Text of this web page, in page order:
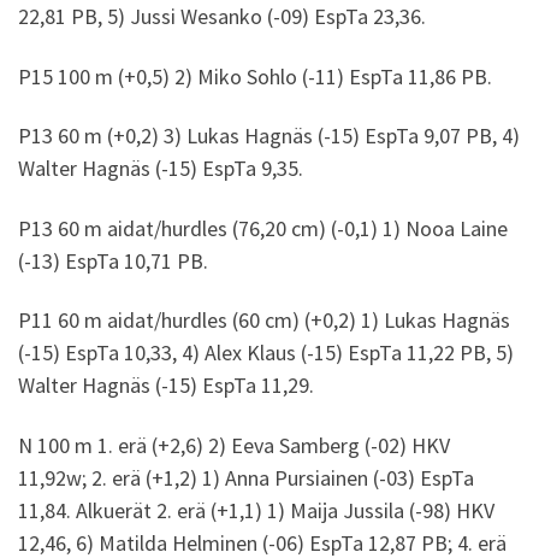
22,81 PB, 5) Jussi Wesanko (-09) EspTa 23,36.
P15 100 m (+0,5) 2) Miko Sohlo (-11) EspTa 11,86 PB.
P13 60 m (+0,2) 3) Lukas Hagnäs (-15) EspTa 9,07 PB, 4)
Walter Hagnäs (-15) EspTa 9,35.
P13 60 m aidat/hurdles (76,20 cm) (-0,1) 1) Nooa Laine
(-13) EspTa 10,71 PB.
P11 60 m aidat/hurdles (60 cm) (+0,2) 1) Lukas Hagnäs
(-15) EspTa 10,33, 4) Alex Klaus (-15) EspTa 11,22 PB, 5)
Walter Hagnäs (-15) EspTa 11,29.
N 100 m 1. erä (+2,6) 2) Eeva Samberg (-02) HKV
11,92w; 2. erä (+1,2) 1) Anna Pursiainen (-03) EspTa
11,84. Alkuerät 2. erä (+1,1) 1) Maija Jussila (-98) HKV
12,46, 6) Matilda Helminen (-06) EspTa 12,87 PB; 4. erä